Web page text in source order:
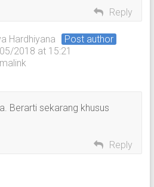
Reply
Hardhiyana
Post author
2018 at 15:21
Berarti sekarang khusus
Reply